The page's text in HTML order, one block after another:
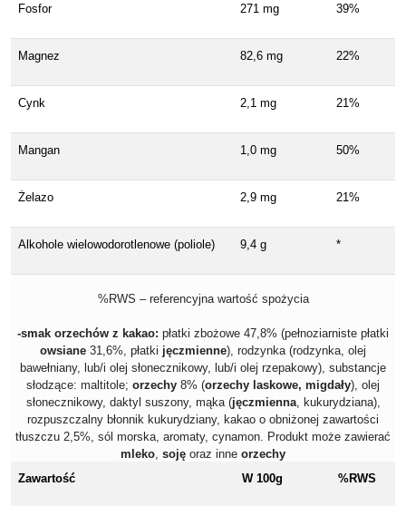
Fosfor 271 mg 39%
Magnez 82,6 mg 22%
Cynk 2,1 mg 21%
Mangan 1,0 mg 50%
Żelazo 2,9 mg 21%
Alkohole wielowodorotlenowe (poliole) 9,4 g *
%RWS – referencyjna wartość spożycia
-smak orzechów z kakao: płatki zbożowe 47,8% (pełnoziarniste płatki
owsiane 31,6%, płatki jęczmienne), rodzynka (rodzynka, olej
bawełniany, lub/i olej słonecznikowy, lub/i olej rzepakowy), substancje
słodzące: maltitole; orzechy 8% (orzechy laskowe, migdały), olej
słonecznikowy, daktyl suszony, mąka (jęczmienna, kukurydziana),
rozpuszczalny błonnik kukurydziany, kakao o obniżonej zawartości
tłuszczu 2,5%, sól morska, aromaty, cynamon. Produkt może zawierać
mleko soję oraz inne orzechy
Zawartość
W 100g %RWS